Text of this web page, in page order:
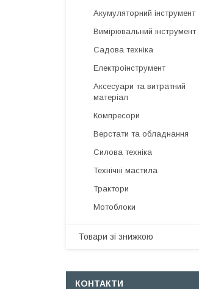
Акумуляторний інструмент
Вимірювальний інструмент
Садова техніка
Електроінструмент
Аксесуари та витратний
матеріал
Компресори
Верстати та обладнання
Силова техніка
Технічні мастила
Трактори
Мотоблоки
Товари зі знижкою
КОНТАКТИ